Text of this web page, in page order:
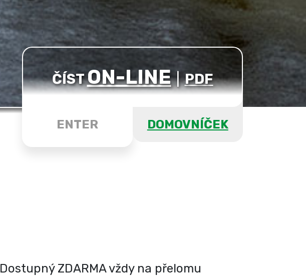
ČÍSTON-LINE | PDF
ENTER DOMOVNÍČEK
Dostupný ZDARMA vždy na přelomu